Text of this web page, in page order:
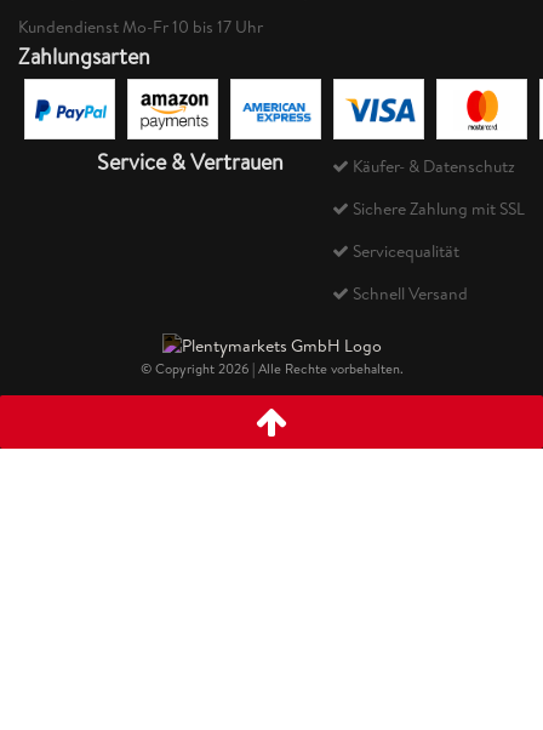
Kundendienst Mo-Fr 10 bis 17 Uhr
Zahlungsarten
Service & Vertrauen
Käufer- & Datenschutz
Sichere Zahlung mit SSL
Servicequalität
Schnell Versand
© Copyright 2026 | Alle Rechte vorbehalten.